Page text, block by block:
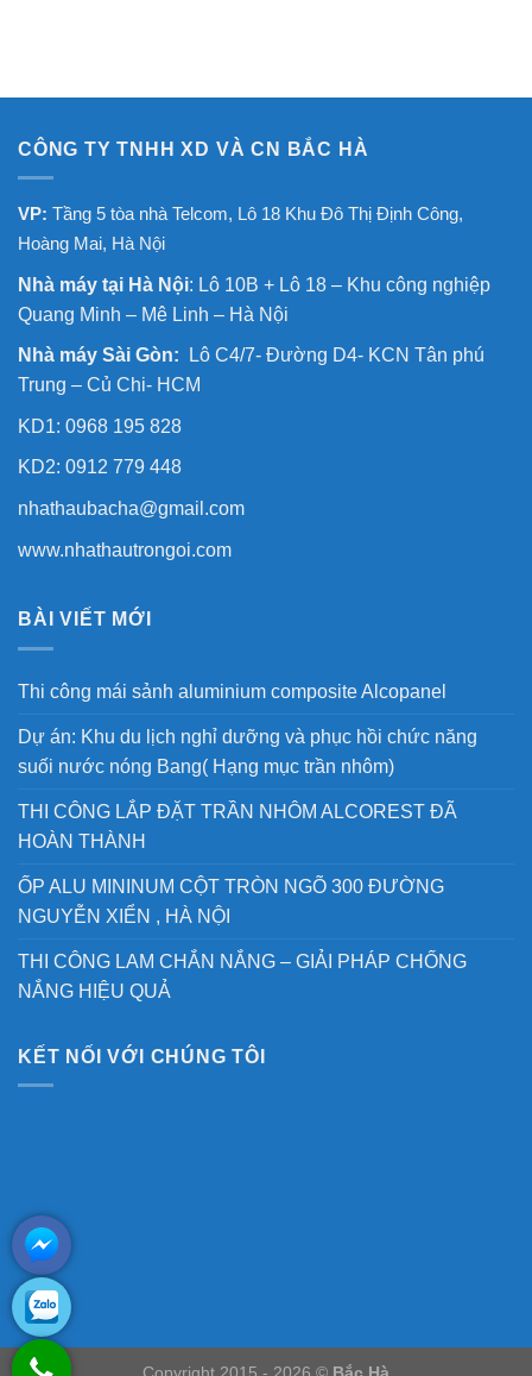
CÔNG TY TNHH XD VÀ CN BẮC HÀ
VP: Tầng 5 tòa nhà Telcom, Lô 18 Khu Đô Thị Định Công,
Hoàng Mai, Hà Nội
Nhà máy tại Hà Nội: Lô 10B + Lô 18 – Khu công nghiệp
Quang Minh – Mê Linh – Hà Nội
Nhà máy Sài Gòn: Lô C4/7- Đường D4- KCN Tân phú
Trung – Củ Chi- HCM
KD1: 0968 195 828
KD2: 0912 779 448
nhathaubacha@gmail.com
www.nhathautrongoi.com
BÀI VIẾT MỚI
Thi công mái sảnh aluminium composite Alcopanel
Dự án: Khu du lịch nghỉ dưỡng và phục hồi chức năng
suối nước nóng Bang( Hạng mục trần nhôm)
THI CÔNG LẮP ĐẶT TRẦN NHÔM ALCOREST ĐÃ
HOÀN THÀNH
ỐP ALU MININUM CỘT TRÒN NGÕ 300 ĐƯỜNG
NGUYỄN XIỂN , HÀ NỘI
THI CÔNG LAM CHẮN NẮNG – GIẢI PHÁP CHỐNG
NẮNG HIỆU QUẢ
KẾT NỐI VỚI CHÚNG TÔI